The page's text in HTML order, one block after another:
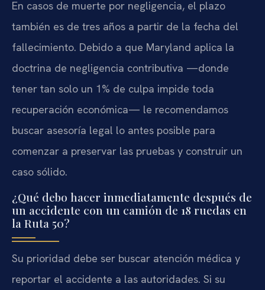
En casos de muerte por negligencia, el plazo
también es de tres años a partir de la fecha del
fallecimiento. Debido a que Maryland aplica la
doctrina de negligencia contributiva —donde
tener tan solo un 1% de culpa impide toda
recuperación económica— le recomendamos
buscar asesoría legal lo antes posible para
comenzar a preservar las pruebas y construir un
caso sólido.
¿Qué debo hacer inmediatamente después de
un accidente con un camión de 18 ruedas en
la Ruta 50?
Su prioridad debe ser buscar atención médica y
reportar el accidente a las autoridades. Si su